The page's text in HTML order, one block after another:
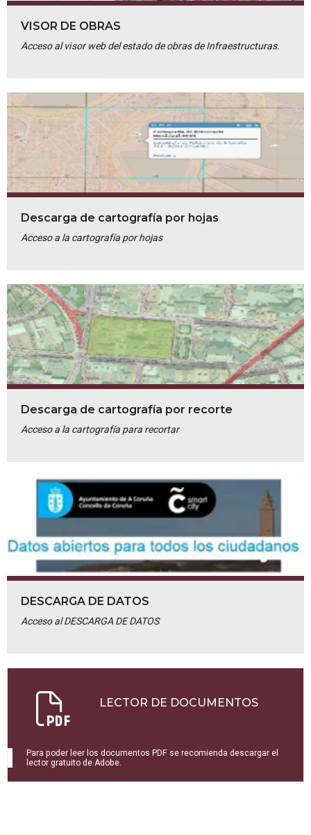
VISOR DE OBRAS
Acceso al visor web del estado de obras de Infraestructuras.
Descarga de cartografía por hojas
Acceso a la cartografía por hojas
Descarga de cartografía por recorte
Acceso a la cartografía para recortar
DESCARGA DE DATOS
Acceso al DESCARGA DE DATOS
LECTOR DE DOCUMENTOS
Para poder leer los documentos PDF se recomienda descargar el
lector gratuito de Adobe.